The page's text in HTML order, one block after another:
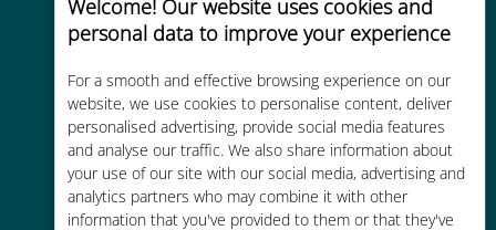
Welcome! Our website uses cookies and
personal data to improve your experience
For a smooth and effective browsing experience on our
website, we use cookies to personalise content, deliver
personalised advertising, provide social media features
and analyse our traffic. We also share information about
your use of our site with our social media, advertising and
analytics partners who may combine it with other
information that you've provided to them or that they've
Uygun maliyetli
Mevcut operatörünüzle dolaşım
ücretlerinden %90'a kadar daha
ucuz